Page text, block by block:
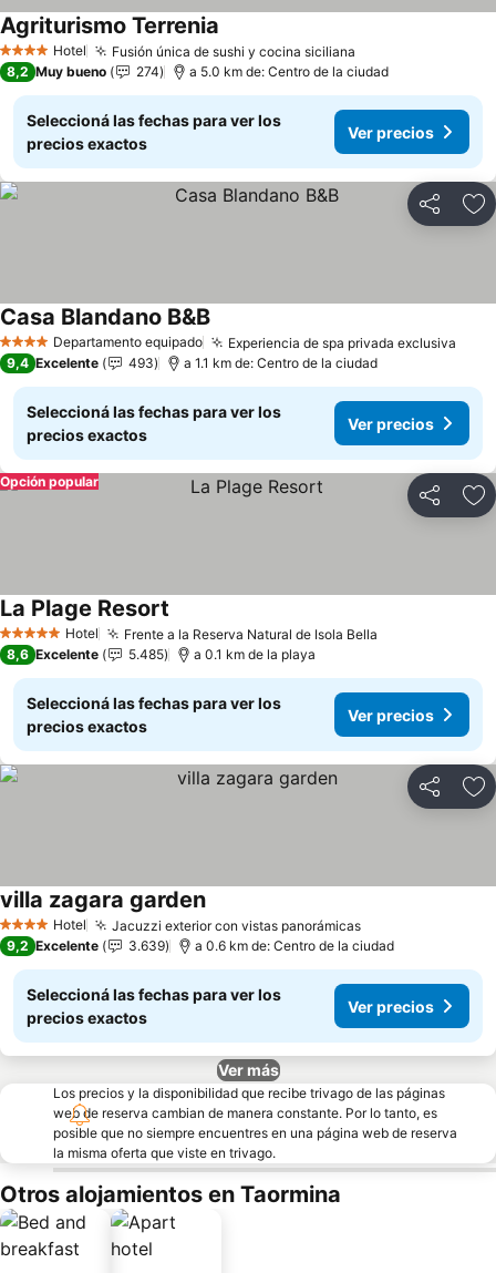
4 EstrellasHotel Fusión única de sushi y cocina siciliana
Agriturismo Terrenia
8,2 Muy bueno 274 a 5.0 km de: Centro de la ciudad
Seleccioná las fechas para ver los
precios exactos
Ver precios
Compartir
4 EstrellasDepartamento equipado Experiencia de spa privada exclusiva
Casa Blandano B&B
9,4 Excelente 493 a 1.1 km de: Centro de la ciudad
Seleccioná las fechas para ver los
precios exactos
Ver precios
Compartir
Opción popular
5 Estrellas Hotel Frente a la Reserva Natural de Isola Bella
La Plage Resort
8,6 Excelente 5.485 a 0.1 km de la playa
Seleccioná las fechas para ver los
precios exactos
Ver precios
Compartir
4 EstrellasHotel Jacuzzi exterior con vistas panorámicas
villa zagara garden
9,2 Excelente 3.639 a 0.6 km de: Centro de la ciudad
Seleccioná las fechas para ver los
precios exactos
Ver precios
Ver más
Los precios y la disponibilidad que recibe trivago de las páginas
web de reserva cambian de manera constante. Por lo tanto, es
posible que no siempre encuentres en una página web de reserva
la misma oferta que viste en trivago.
Otros alojamientos en Taormina